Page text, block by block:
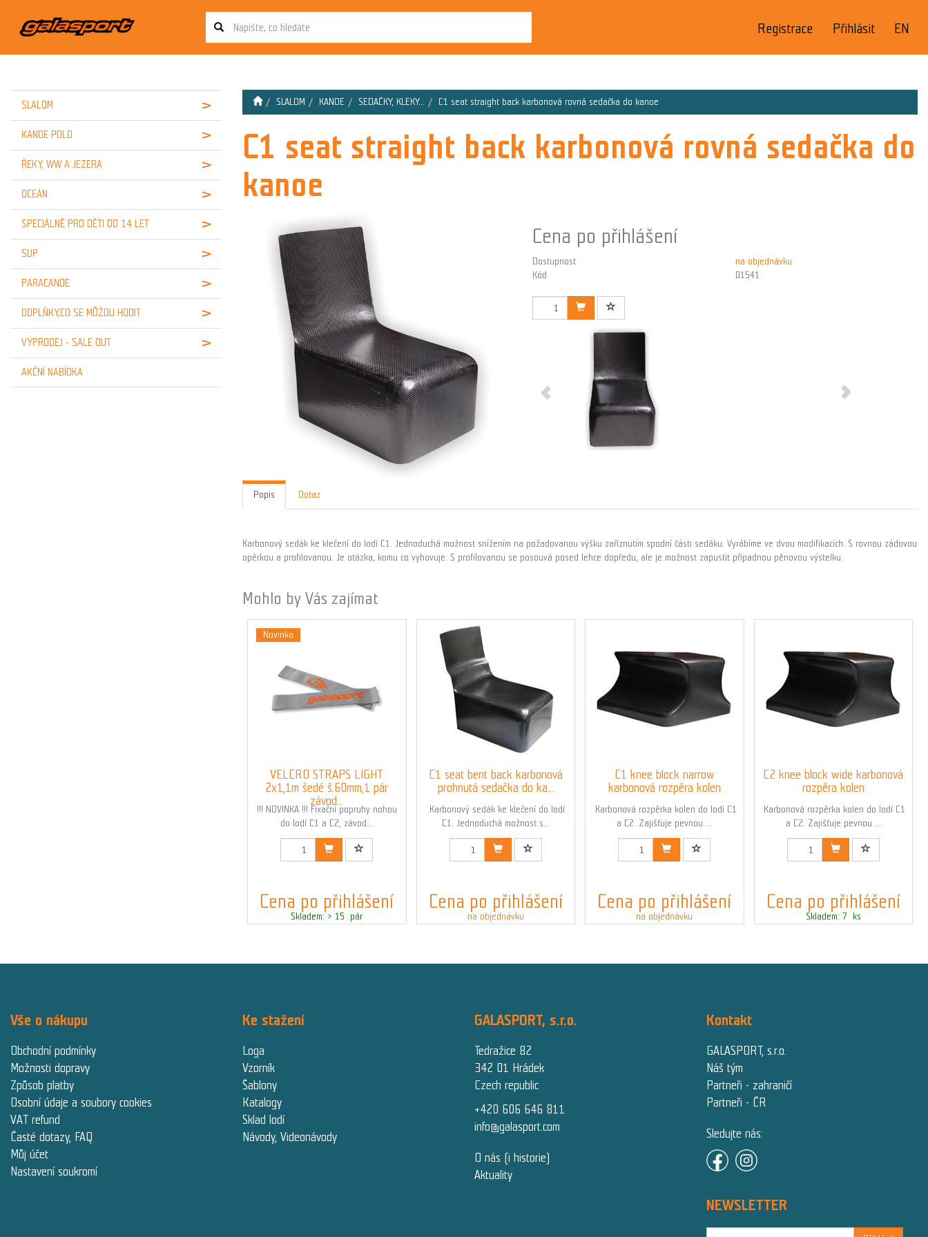
EN
Registrace Přihlásit
SLALOM
KANOE POLO
ŘEKY, WW A JEZERA
OCEÁN
SPECIÁLNĚ PRO DĚTI DO 14 LET
SUP
PARACANOE
DOPLŇKY,CO SE MŮŽOU HODIT
VÝPRODEJ - SALE OUT
AKČNÍ NABÍDKA
SLALOM KANOE SEDAČKY, KLEKY... C1 seat straight back karbonová rovná sedačka do kanoe
C1 seat straight back karbonová rovná sedačka do
kanoe
Cena po přihlášení
Dostupnost
na objednávku
Kód
01541
Popis Dotaz
Karbonový sedák ke klečení do lodí C1. Jednoduchá možnost snížením na požadovanou výšku zaříznutím spodní části sedáku. Vyrábíme ve dvou modifikacích. S rovnou zádovou
opěrkou a profilovanou. Je otázka, komu co vyhovuje. S profilovanou se posouvá posed lehce dopředu, ale je možnost zapustit případnou pěnovou výstelku.
Mohlo by Vás zajímat
Novinka
VELCRO STRAPS LIGHT
2x1,1m šedé š.60mm,1 pár
závod...
!!! NOVINKA !!! Fixační popruhy nohou
do lodí C1 a C2, závod...
Kód: 01532_C1
Cena po přihlášení
Skladem: > 15 pár
C1 seat bent back karbonová
prohnutá sedačka do ka...
Karbonový sedák ke klečení do lodí
C1. Jednoduchá možnost s...
Kód: 01542
Cena po přihlášení
na objednávku
C1 knee block narrow
karbonová rozpěra kolen
Karbonová rozpěrka kolen do lodí C1
a C2. Zajišťuje pevnou ...
Kód: 01545
Cena po přihlášení
na objednávku
C2 knee block wide karbonová
rozpěra kolen
Karbonová rozpěrka kolen do lodí C1
a C2. Zajišťuje pevnou ...
Kód: 01547
Cena po přihlášení
Skladem: 7 ks
Vše o nákupu
Obchodní podmínky
Možnosti dopravy
Způsob platby
Osobní údaje a soubory cookies
VAT refund
Časté dotazy, FAQ
Můj účet
Nastavení soukromí
Ke stažení
Loga
Vzorník
Šablony
Katalogy
Sklad lodí
Návody, Videonávody
GALASPORT, s.r.o.
Tedražice 82
342 01 Hrádek
Czech republic
+420 606 646 811
info@galasport.com
O nás (i historie)
Aktuality
Kontakt
GALASPORT, s.r.o.
Náš tým
Partneři - zahraničí
Partneři - ČR
Sledujte nás:
NEWSLETTER